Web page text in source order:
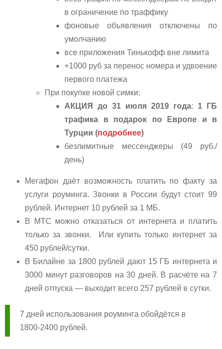
в ограничение по траффику
фоновые объявления отключены по
умолчанию
все приложения Тинькофф вне лимита
+1000 руб за перенос номера и удвоение
первого платежа
При покупке новой симки:
АКЦИЯ до 31 июля 2019 года: 1 ГБ
трафика в подарок по Европе и в
Турции (подробнее)
безлимитные мессенджеры (49 руб./
день)
Мегафон даёт возможность платить по факту за
услуги роуминга. Звонки в России будут стоит 99
рублей. Интернет 10 рублей за 1 МБ.
В МТС можно отказаться от интернета и платить
только за звонки. Или купить только интернет за
450 рублей/сутки.
В Билайне за 1800 рублей дают 15 ГБ интернета и
3000 минут разговоров на 30 дней. В расчёте на 7
дней отпуска — выходит всего 257 рублей в сутки.
7 дней использования роуминга обойдётся в
1800-2400 рублей.